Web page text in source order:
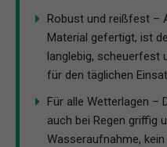
Robust und reißfest –
Material gefertigt, ist
langlebig, scheuerfest
für den täglichen
Für alle Wetterlagen –
auch bei Regen griffig
Wasseraufnahme,